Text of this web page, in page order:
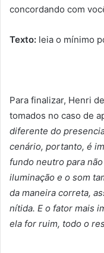
concordando com
Texto: leia o mínimo
Para finalizar, Henri
tomados no caso de
diferente do
cenário, portanto, é
fundo neutro para
iluminação e o som
da maneira correta,
nítida. E o fator mais
ela for ruim, todo o